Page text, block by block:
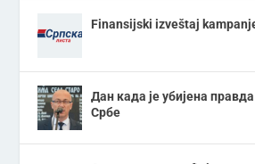
Finansijski izveštaj
Дан када је убијена
Србе